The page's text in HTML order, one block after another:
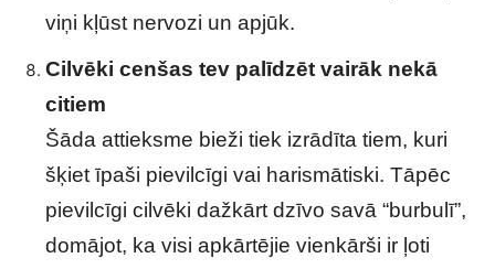
viņi kļūst nervozi un apjūk.
Cilvēki cenšas tev palīdzēt vairāk nekā
citiem
Šāda attieksme bieži tiek izrādīta tiem, kuri
šķiet īpaši pievilcīgi vai harismātiski. Tāpēc
pievilcīgi cilvēki dažkārt dzīvo savā “burbulī”,
domājot, ka visi apkārtējie vienkārši ir ļoti